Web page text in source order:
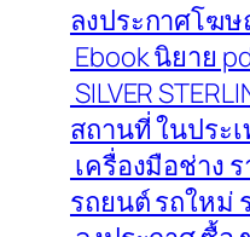
ลงประกาศโฆ
Ebook นิยาย
SILVER
สถานที่ ในประ
เครื่องมือช่าง
รถยนต์ รถใหม่